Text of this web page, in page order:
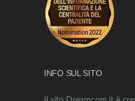
INFO SUL SITO